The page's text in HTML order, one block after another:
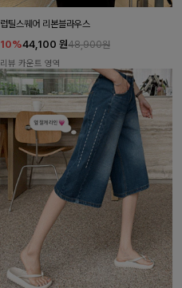
럽틸스퀘어 리본블라우스
10%44,100 원48,900원
리뷰 카운트 영역